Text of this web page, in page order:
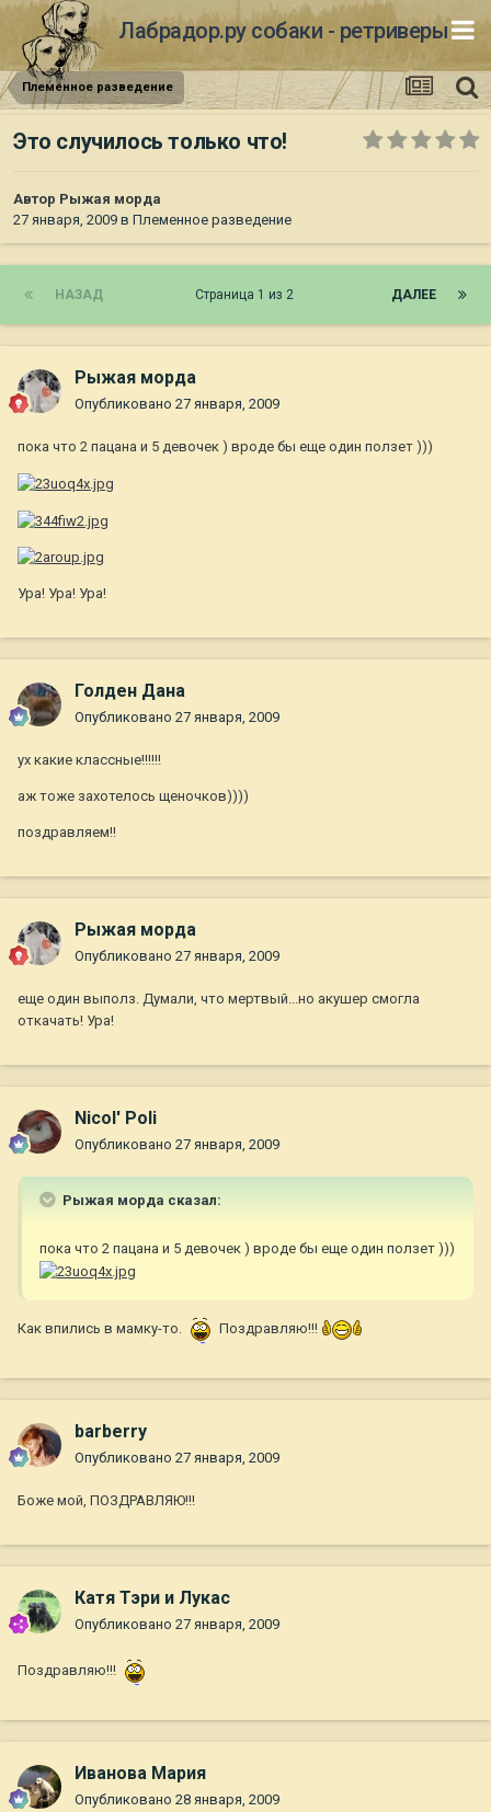
Лабрадор.ру собаки - ретриверы
Племенное разведение
Это случилось только что!
Автор Рыжая морда
27 января, 2009 в Племенное разведение
НАЗАД ДАЛЕЕ
Страница 1 из 2
Рыжая морда
Опубликовано 27 января, 2009
пока что 2 пацана и 5 девочек ) вроде бы еще один ползет )))
Ура! Ура! Ура!
Голден Дана
Опубликовано 27 января, 2009
ух какие классные!!!!!!
аж тоже захотелось щеночков))))
поздравляем!!
Рыжая морда
Опубликовано 27 января, 2009
еще один выполз. Думали, что мертвый...но акушер смогла
откачать! Ура!
Nicol' Poli
Опубликовано 27 января, 2009
Рыжая морда сказал:
пока что 2 пацана и 5 девочек ) вроде бы еще один ползет )))
Как впились в мамку-то. Поздравляю!!!
barberry
Опубликовано 27 января, 2009
Боже мой, ПОЗДРАВЛЯЮ!!!
Катя Тэри и Лукас
Опубликовано 27 января, 2009
Поздравляю!!!
Иванова Мария
Опубликовано 28 января, 2009